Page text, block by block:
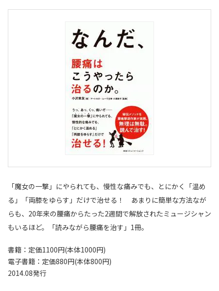
「魔女の一撃」にやられても、慢性な痛みでも、とにかく「温め
る」「両膝をゆらす」だけで治せる！ あまりに簡単な方法なが
らも、20年来の腰痛からたった2週間で解放されたミュージシャン
もいるほど。「読みながら腰痛を治す」1冊。
書籍：定価1100円(本体1000円)
電子書籍：定価880円(本体800円)
2014.08発行